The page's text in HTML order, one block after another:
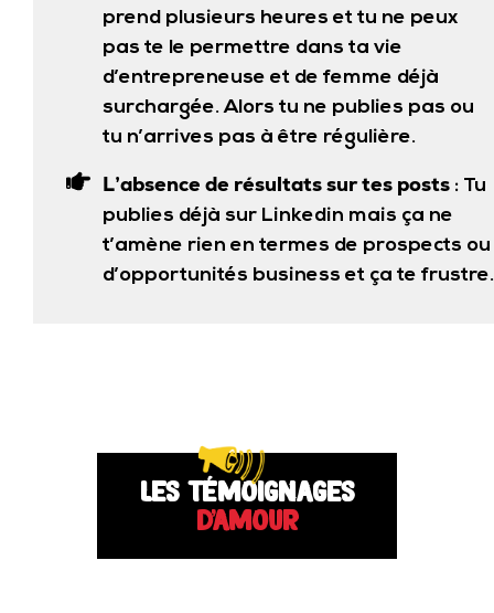
prend plusieurs heures et tu ne peux
pas te le permettre dans ta vie
d’entrepreneuse et de femme déjà
surchargée. Alors tu ne publies pas ou
tu n’arrives pas à être régulière.
L’absence de résultats sur tes posts: Tu
publies déjà sur Linkedin mais ça ne
t’amène rien en termes de prospects ou
d’opportunités business et ça te frustre.
Les témoignages
d'amour